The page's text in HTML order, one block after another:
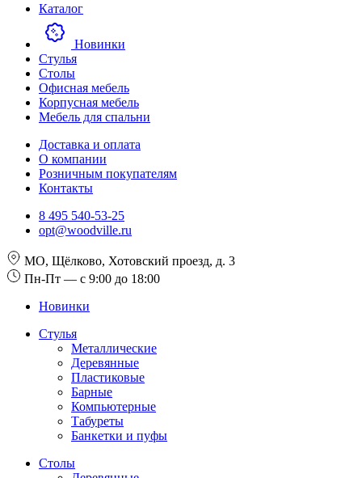
Каталог
Новинки
Стулья
Столы
Офисная мебель
Корпусная мебель
Мебель для спальни
Доставка и оплата
О компании
Розничным покупателям
Контакты
8 495 540-53-25
opt@woodville.ru
МО, Щёлково, Хотовский проезд, д. 3
Пн-Пт — с 9:00 до 18:00
Новинки
Стулья
Металлические
Деревянные
Пластиковые
Барные
Компьютерные
Табуреты
Банкетки и пуфы
Столы